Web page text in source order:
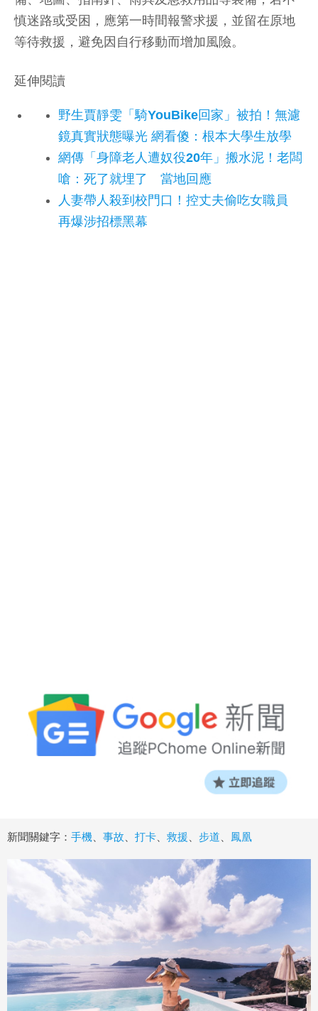
慎迷路或受困，應第一時間報警求援，並留在原地
等待救援，避免因自行移動而增加風險。
延伸閱讀
野生賈靜雯「騎YouBike回家」被拍！無濾
鏡真實狀態曝光 網看傻：根本大學生放學
網傳「身障老人遭奴役20年」搬水泥！老闆
嗆：死了就埋了 當地回應
人妻帶人殺到校門口！控丈夫偷吃女職員
再爆涉招標黑幕
新聞關鍵字： 手機 事故 打卡 救援 步道 鳳凰